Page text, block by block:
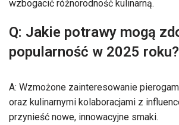
wzbogacić różnorodność kulinarną.
Q: Jakie potrawy mogą
popularność w 2025 roku?
A: Wzmożone zainteresowanie
oraz kulinarnymi kolaboracjami z
przynieść nowe, innowacyjne smaki.